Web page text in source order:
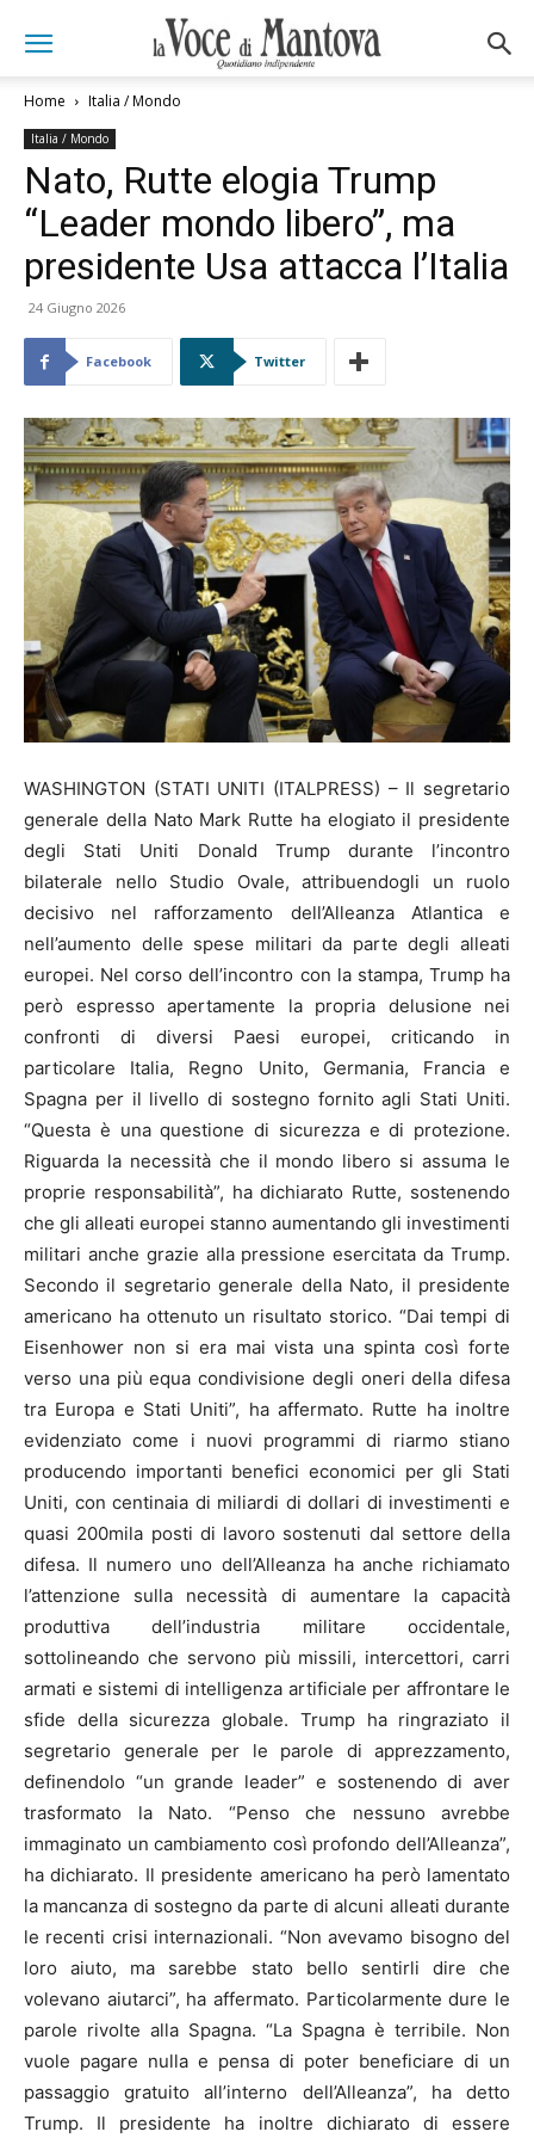
Home Italia / Mondo
Italia / Mondo
Nato, Rutte elogia Trump
“Leader mondo libero”, ma
presidente Usa attacca l’Italia
24 Giugno 2026
Facebook Twitter
WASHINGTON (STATI UNITI (ITALPRESS) – Il segretario
generale della Nato Mark Rutte ha elogiato il presidente
degli Stati Uniti Donald Trump durante l’incontro
bilaterale nello Studio Ovale, attribuendogli un ruolo
decisivo nel rafforzamento dell’Alleanza Atlantica e
nell’aumento delle spese militari da parte degli alleati
europei. Nel corso dell’incontro con la stampa, Trump ha
però espresso apertamente la propria delusione nei
confronti di diversi Paesi europei, criticando in
particolare Italia, Regno Unito, Germania, Francia e
Spagna per il livello di sostegno fornito agli Stati Uniti.
“Questa è una questione di sicurezza e di protezione.
Riguarda la necessità che il mondo libero si assuma le
proprie responsabilità”, ha dichiarato Rutte, sostenendo
che gli alleati europei stanno aumentando gli investimenti
militari anche grazie alla pressione esercitata da Trump.
Secondo il segretario generale della Nato, il presidente
americano ha ottenuto un risultato storico. “Dai tempi di
Eisenhower non si era mai vista una spinta così forte
verso una più equa condivisione degli oneri della difesa
tra Europa e Stati Uniti”, ha affermato. Rutte ha inoltre
evidenziato come i nuovi programmi di riarmo stiano
producendo importanti benefici economici per gli Stati
Uniti, con centinaia di miliardi di dollari di investimenti e
quasi 200mila posti di lavoro sostenuti dal settore della
difesa. Il numero uno dell’Alleanza ha anche richiamato
l’attenzione sulla necessità di aumentare la capacità
produttiva dell’industria militare occidentale,
sottolineando che servono più missili, intercettori, carri
armati e sistemi di intelligenza artificiale per affrontare le
sfide della sicurezza globale. Trump ha ringraziato il
segretario generale per le parole di apprezzamento,
definendolo “un grande leader” e sostenendo di aver
trasformato la Nato. “Penso che nessuno avrebbe
immaginato un cambiamento così profondo dell’Alleanza”,
ha dichiarato. Il presidente americano ha però lamentato
la mancanza di sostegno da parte di alcuni alleati durante
le recenti crisi internazionali. “Non avevamo bisogno del
loro aiuto, ma sarebbe stato bello sentirli dire che
volevano aiutarci”, ha affermato. Particolarmente dure le
parole rivolte alla Spagna. “La Spagna è terribile. Non
vuole pagare nulla e pensa di poter beneficiare di un
passaggio gratuito all’interno dell’Alleanza”, ha detto
Trump. Il presidente ha inoltre dichiarato di essere